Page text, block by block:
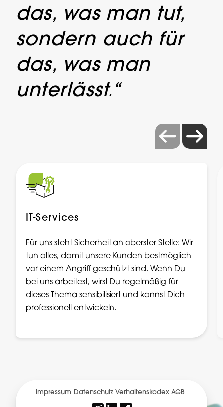
das, was man tut, ​
sondern auch für
das, was man
unterlässt.“ ​
IT-Services
Für uns steht Sicherheit an oberster Stelle: Wir
tun alles, damit unsere Kunden bestmöglich
vor einem Angriff geschützt sind. Wenn Du
bei uns arbeitest, wirst Du regelmäßig für
dieses Thema sensibilisiert und kannst Dich
professionell entwickeln.
Impressum Datenschutz Verhaltenskodex AGB